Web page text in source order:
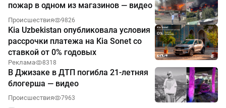
пожар в одном из магазинов — видео
Происшествия 9826
Kia Uzbekistan опубликовала условия
рассрочки платежа на Kia Sonet со
ставкой от 0% годовых
Реклама 8318
В Джизаке в ДТП погибла 21-летняя
блогерша — видео
Происшествия 7963